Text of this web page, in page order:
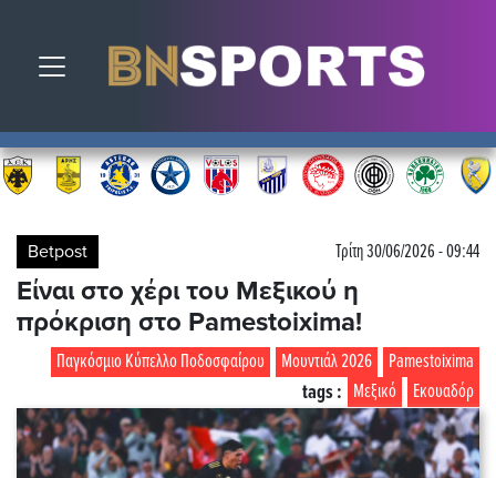
Toggle navigation
Betpost Τρίτη 30/06/2026 - 09:44
Είναι στο χέρι του Μεξικού η
πρόκριση στο Pamestoixima!
Pamestoixima
Μουντιάλ 2026
Παγκόσμιο Κύπελλο Ποδοσφαίρου
Εκουαδόρ
Μεξικό
tags :